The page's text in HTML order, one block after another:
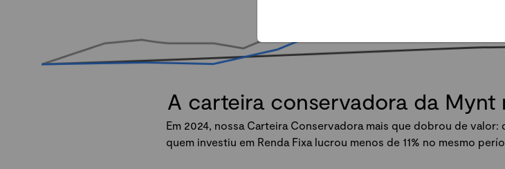
A carteira conservadora da
Em 2024, nossa Carteira Conservadora mais que dobrou de valor:
quem investiu em Renda Fixa lucrou menos de 11% no mesmo